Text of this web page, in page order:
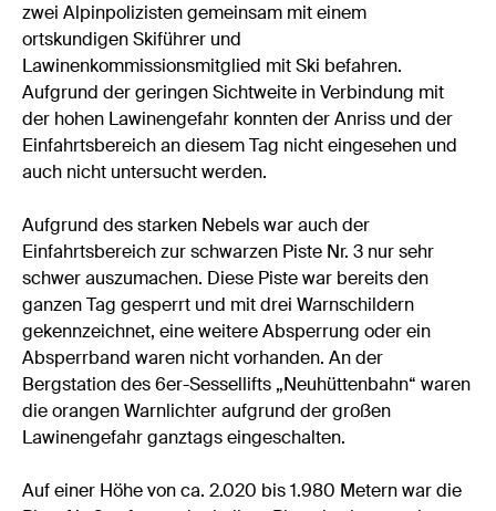
zwei Alpinpolizisten gemeinsam mit einem
ortskundigen Skiführer und
Lawinenkommissionsmitglied mit Ski befahren.
Aufgrund der geringen Sichtweite in Verbindung mit
der hohen Lawinengefahr konnten der Anriss und der
Einfahrtsbereich an diesem Tag nicht eingesehen und
auch nicht untersucht werden.
Aufgrund des starken Nebels war auch der
Einfahrtsbereich zur schwarzen Piste Nr. 3 nur sehr
schwer auszumachen. Diese Piste war bereits den
ganzen Tag gesperrt und mit drei Warnschildern
gekennzeichnet, eine weitere Absperrung oder ein
Absperrband waren nicht vorhanden. An der
Bergstation des 6er-Sessellifts „Neuhüttenbahn“ waren
die orangen Warnlichter aufgrund der großen
Lawinengefahr ganztags eingeschalten.
Auf einer Höhe von ca. 2.020 bis 1.980 Metern war die